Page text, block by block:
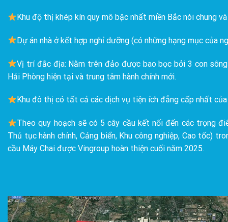
Khu độ thị khép kín quy mô bậc nhất miền Bắc nói chung
Dự án nhà ở kết hợp nghỉ dưỡng (có những hạng mục của
Vị trí đắc địa: Nằm trên đảo được bao bọc bởi 3 con
Hải Phòng hiện tại và trung tâm hành chính mới.
Khu đô thị có tất cả các dịch vụ tiện ích đẳng cấp nhất
Theo quy hoạch sẽ có 5 cây cầu kết nối đến các trọng
Thủ tục hành chính, Cảng biển, Khu công nghiệp, Cao tốc)
cầu Máy Chai được Vingroup hoàn thiện cuối năm 2025.